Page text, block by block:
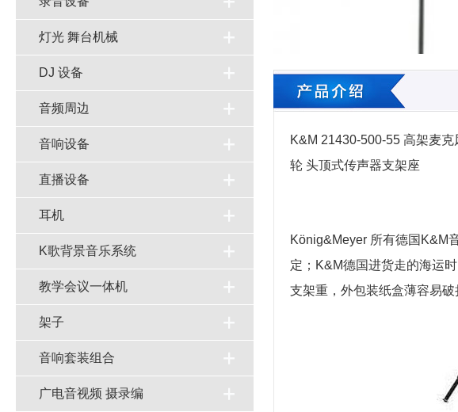
灯光 舞台机械
DJ 设备
音频周边
音响设备
直播设备
耳机
K歌背景音乐系统
教学会议一体机
架子
音响套装组合
广电音视频 摄录编
K&M 21430-500-55 高架麦
轮 头顶式传声器支架座
König&Meyer 所有德国K&M
定；K&M德国进货走的海运
支架重，外包装纸盒薄容易